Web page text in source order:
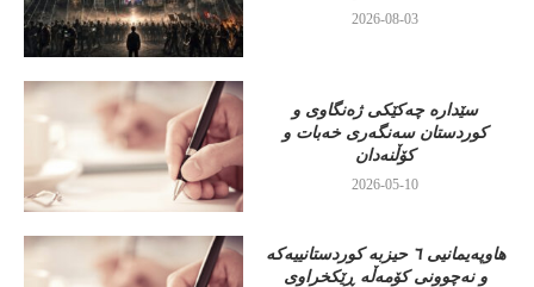
2026-08-03
سێدارە چەکێکی ژەنگاوی و
کوردستان سەنگەری خەبات و
کۆڵنەدان
2026-05-10
هاوپەیمانیی ٦ حیزبە کوردستانییەکە
و نەچوونی کۆمەڵە ڕێکخراوی